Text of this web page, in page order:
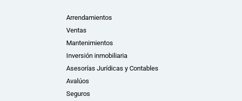
Arrendamientos
Ventas
Mantenimientos
Inversión inmobiliaria
Asesorías Jurídicas y Contables
Avalúos
Seguros